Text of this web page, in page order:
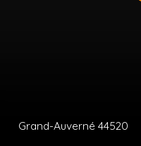
Grand-Auverné 44520